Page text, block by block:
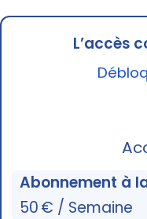
L’accès
Abonnement à
50 € / Semaine